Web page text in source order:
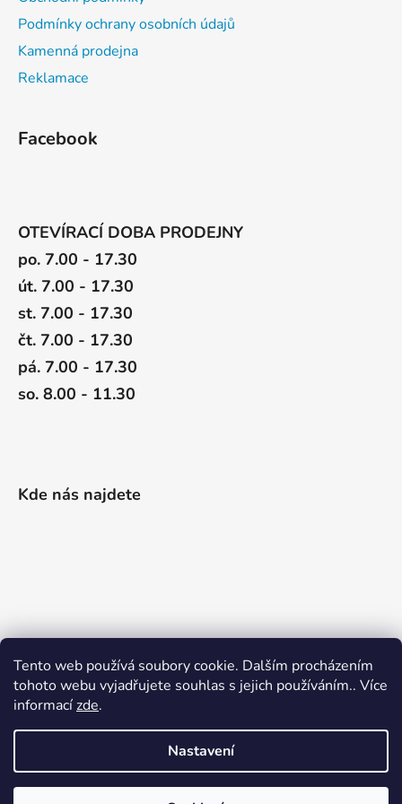
Tento web používá soubory cookie. Dalším procházením
tohoto webu vyjadřujete souhlas s jejich používáním.. Více
informacízde.
Nastavení
Podmínky ochrany osobních údajů
Kamenná prodejna
Reklamace
Facebook
OTEVÍRACÍ DOBA PRODEJNY
po. 7.00 - 17.30
út. 7.00 - 17.30
st. 7.00 - 17.30
čt. 7.00 - 17.30
pá. 7.00 - 17.30
so. 8.00 - 11.30
Kde nás najdete
Vytvořil Shoptet|Realizoval Appgrade